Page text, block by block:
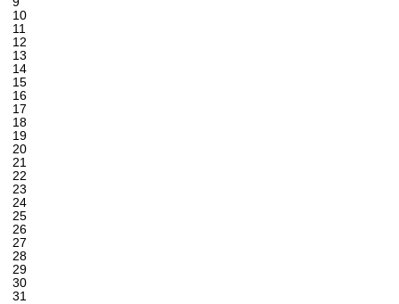
10
11
12
13
14
15
16
17
18
19
20
21
22
23
24
25
26
27
28
29
30
31